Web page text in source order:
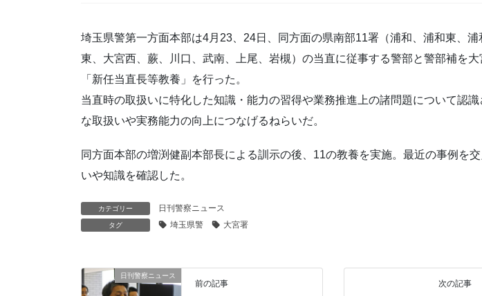
埼玉県警第一方面本部は4月23、24日、同方面の県南部11署（浦和、浦和東、浦
東、大宮西、蕨、川口、武南、上尾、岩槻）の当直に従事する警部と警部補を大
「新任当直長等教養」を行った。
当直時の取扱いに特化した知識・能力の習得や業務推進上の諸問題について認
な取扱いや実務能力の向上につなげるねらいだ。
同方面本部の増渕健副本部長による訓示の後、11の教養を実施。最近の事例を
いや知識を確認した。
カテゴリー 日刊警察ニュース
タグ 埼玉県警 大宮署
日刊警察ニュース
前の記事 次の記事